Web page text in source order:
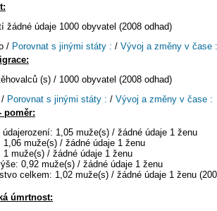
žádné údaje 1000 obyvatel (2008 odhad)
/ Porovnat s jinými státy : / Vývoj a změny v čase :
(s) / 1000 obyvatel (2008 odhad)
/ Porovnat s jinými státy : / Vývoj a změny v čase :
poměr:
údajerození: 1,05 muže(s) / žádné údaje 1 ženu
1,06 muže(s) / žádné údaje 1 ženu
1 muže(s) / žádné údaje 1 ženu
0,92 muže(s) / žádné údaje 1 ženu
celkem: 1,02 muže(s) / žádné údaje 1 ženu
úmrtnost: